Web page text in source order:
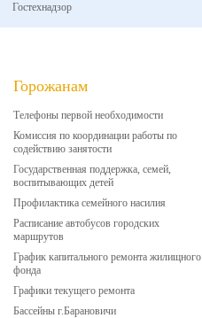
Гостехнадзор
Горожанам
Телефоны первой необходимости
Комиссия по координации работы по
содействию занятости
Государственная поддержка, семей,
воспитывающих детей
Профилактика семейного насилия
Расписание автобусов городских
маршрутов
График капитального ремонта жилищного
фонда
Графики текущего ремонта
Бассейны г.Барановичи